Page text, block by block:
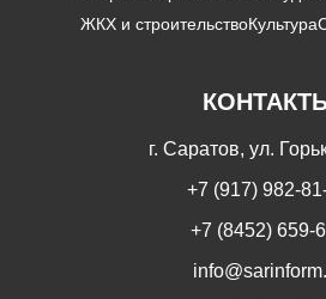
ЖКХ и строительствоКультура
г. Саратов, ул.
+7 (917) 982-
+7 (8452) 659-